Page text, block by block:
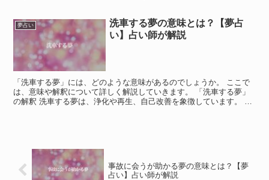
夢占い
洗車する夢の意味とは？【夢占
い】占い師が解説
「洗車する夢」には、どのような意味があるのでしょうか。 ここで
は、意味や解釈について詳しく解説していきます。 「洗車する夢」
の解釈 洗車する夢は、浄化や再生、自己改善を象徴しています。 こ
事故に会うが助かる夢の意味とは？【夢
占い】占い師が解説